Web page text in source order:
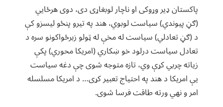
پاکستان ډير وړوکی او ناچار لوبغاړى دى، دوى هرځايي
(ګڼ پيوندي) سياست لوبوي، هند په تيرو پنځو ليسزو کې
د (ګڼ تعادلي) سياست له مخې له ټولو زبرځواکونو سره د
تعادل سياست درلود خو ښکاري (امريکا محوري) پکې
زياته چربي کړې وي، تازه متوجه شوى چې دغه سياست
يې امريکا د هند په احتياج تعبير کړى… د امريکا مسلسله
امر و نهي ورته طاقت فرسا شوى.